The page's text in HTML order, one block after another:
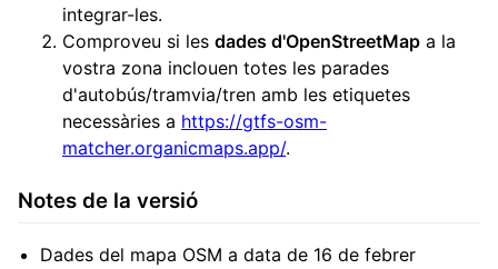
integrar-les.
Comproveu si les dades d'OpenStreetMap a la
vostra zona inclouen totes les parades
d'autobús/tramvia/tren amb les etiquetes
necessàries a https://gtfs-osm-
matcher.organicmaps.app/.
Notes de la versió
Dades del mapa OSM a data de 16 de febrer